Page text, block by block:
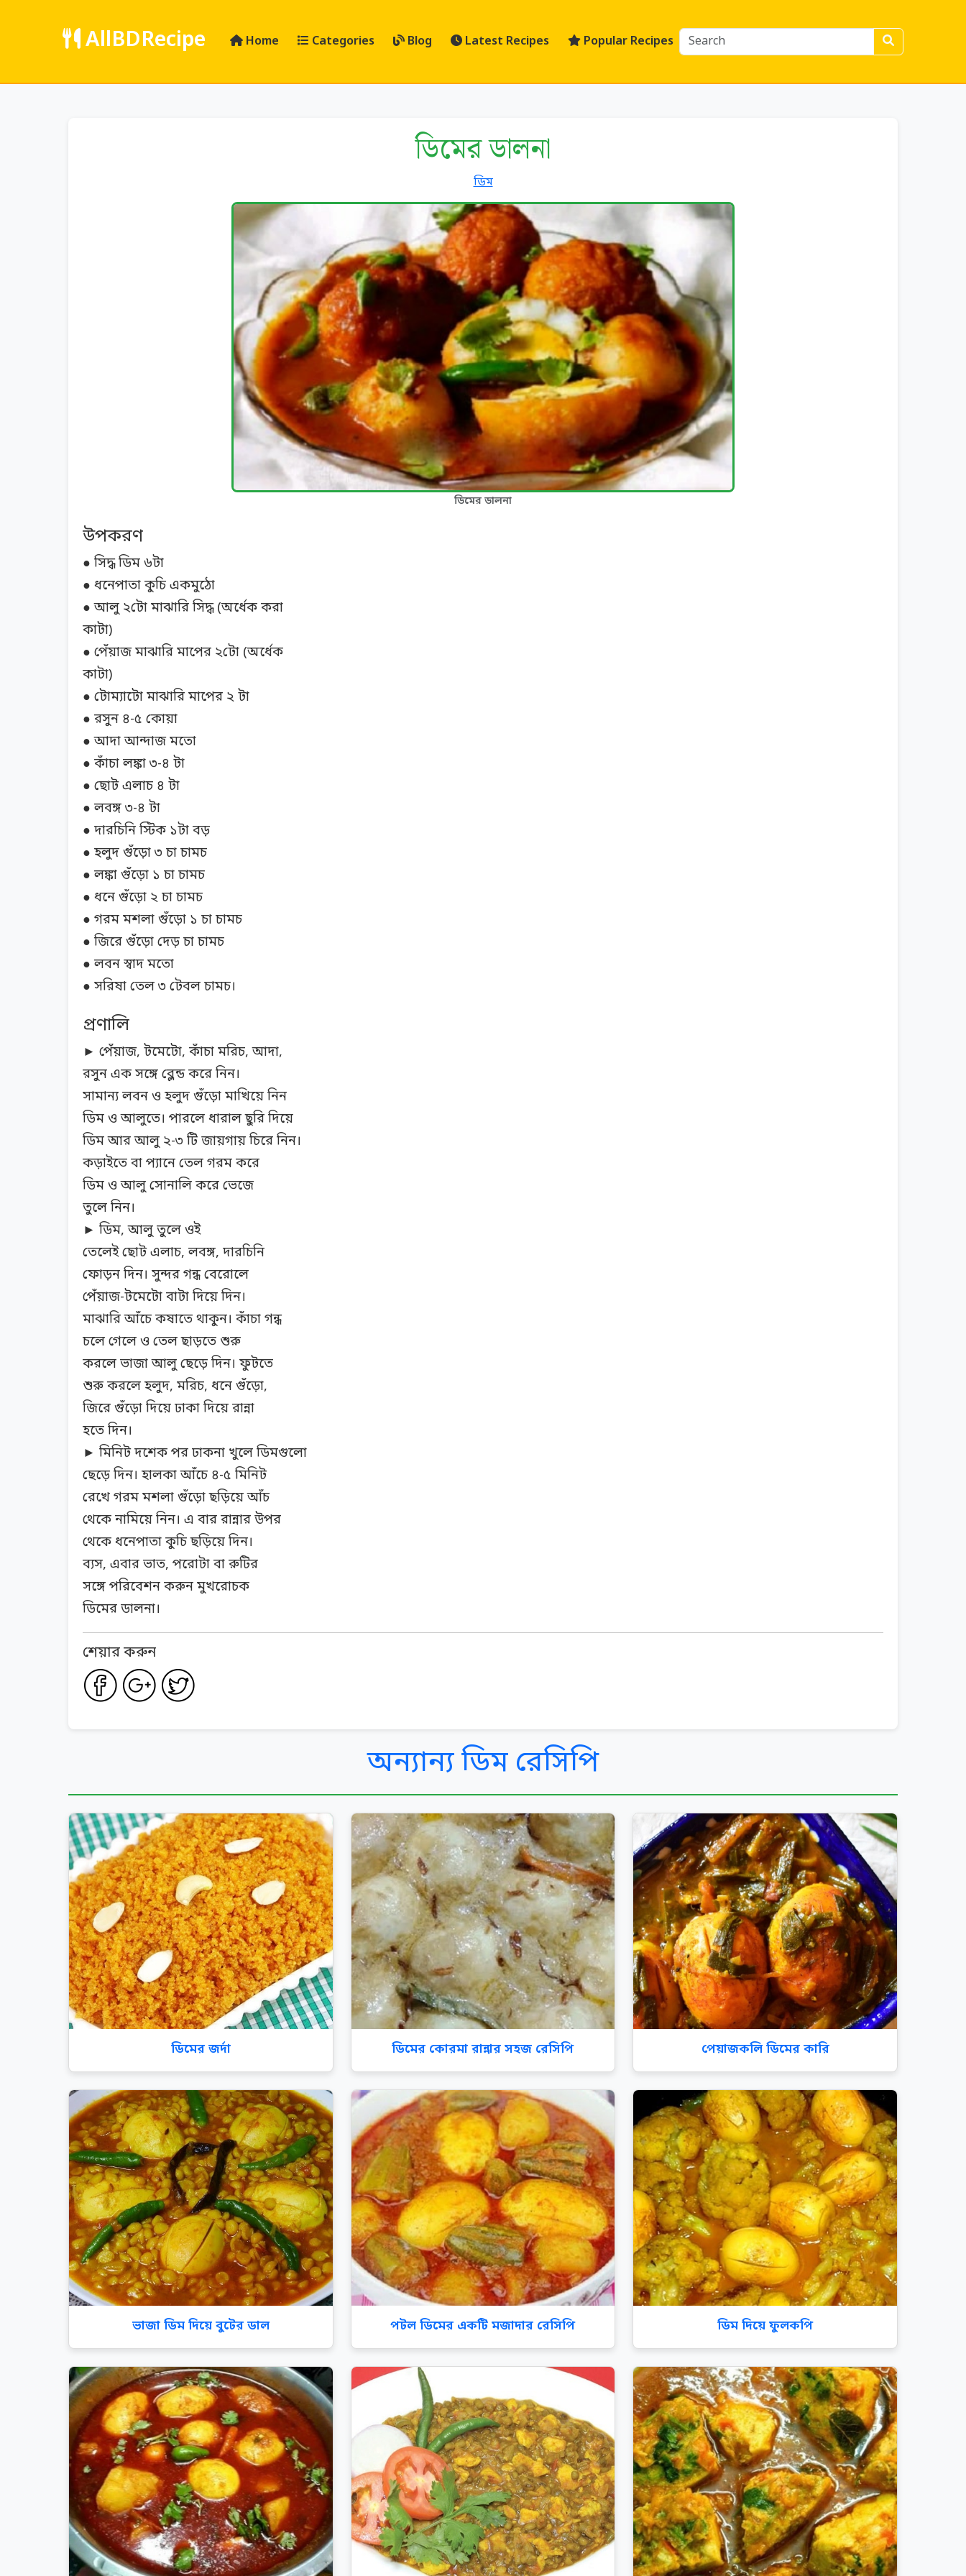
AllBDRecipe Home Categories Blog Latest Recipes Popular Recipes
ডিমের ডালনা
ডিম
ডিমের ডালনা
উপকরণ
● সিদ্ধ ডিম ৬টা
● ধনেপাতা কুচি একমুঠো
● আলু ২টো মাঝারি সিদ্ধ (অর্ধেক করা
কাটা)
● পেঁয়াজ মাঝারি মাপের ২টো (অর্ধেক
কাটা)
● টোম্যাটো মাঝারি মাপের ২ টা
● রসুন ৪-৫ কোয়া
● আদা আন্দাজ মতো
● কাঁচা লঙ্কা ৩-৪ টা
● ছোট এলাচ ৪ টা
● লবঙ্গ ৩-৪ টা
● দারচিনি স্টিক ১টা বড়
● হলুদ গুঁড়ো ৩ চা চামচ
● লঙ্কা গুঁড়ো ১ চা চামচ
● ধনে গুঁড়ো ২ চা চামচ
● গরম মশলা গুঁড়ো ১ চা চামচ
● জিরে গুঁড়ো দেড় চা চামচ
● লবন স্বাদ মতো
● সরিষা তেল ৩ টেবল চামচ।
প্রণালি
► পেঁয়াজ, টমেটো, কাঁচা মরিচ, আদা,
রসুন এক সঙ্গে ব্লেন্ড করে নিন।
সামান্য লবন ও হলুদ গুঁড়ো মাখিয়ে নিন
ডিম ও আলুতে। পারলে ধারাল ছুরি দিয়ে
ডিম আর আলু ২-৩ টি জায়গায় চিরে নিন।
কড়াইতে বা প্যানে তেল গরম করে
ডিম ও আলু সোনালি করে ভেজে
তুলে নিন।
► ডিম, আলু তুলে ওই
তেলেই ছোট এলাচ, লবঙ্গ, দারচিনি
ফোড়ন দিন। সুন্দর গন্ধ বেরোলে
পেঁয়াজ-টমেটো বাটা দিয়ে দিন।
মাঝারি আঁচে কষাতে থাকুন। কাঁচা গন্ধ
চলে গেলে ও তেল ছাড়তে শুরু
করলে ভাজা আলু ছেড়ে দিন। ফুটতে
শুরু করলে হলুদ, মরিচ, ধনে গুঁড়ো,
জিরে গুঁড়ো দিয়ে ঢাকা দিয়ে রান্না
হতে দিন।
► মিনিট দশেক পর ঢাকনা খুলে ডিমগুলো
ছেড়ে দিন। হালকা আঁচে ৪-৫ মিনিট
রেখে গরম মশলা গুঁড়ো ছড়িয়ে আঁচ
থেকে নামিয়ে নিন। এ বার রান্নার উপর
থেকে ধনেপাতা কুচি ছড়িয়ে দিন।
ব্যস, এবার ভাত, পরোটা বা রুটির
সঙ্গে পরিবেশন করুন মুখরোচক
ডিমের ডালনা।
শেয়ার করুন
অন্যান্য ডিম রেসিপি
ডিমের জর্দা ডিমের কোরমা রান্নার সহজ রেসিপি পেয়াজকলি ডিমের কারি
ভাজা ডিম দিয়ে বুটের ডাল পটল ডিমের একটি মজাদার রেসিপি ডিম দিয়ে ফুলকপি